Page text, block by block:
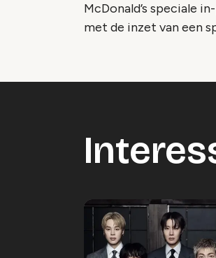
McDonald’s speciale
met de inzet van een